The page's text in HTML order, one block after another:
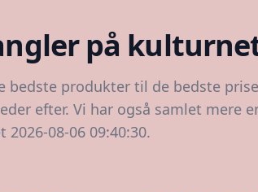
på
produkter til de bedste
efter. Vi har også samlet mere
08-06 09:40:30.